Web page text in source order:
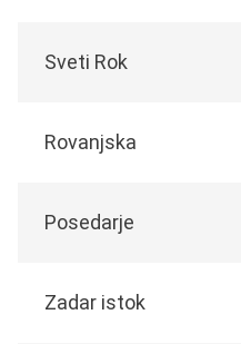
Sveti Rok
Rovanjska
Posedarje
Zadar istok